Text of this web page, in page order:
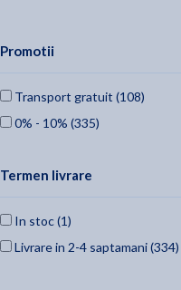
Promotii
Transport gratuit (108)
0% - 10% (335)
Termen livrare
In stoc (1)
Livrare in 2-4 saptamani (334)